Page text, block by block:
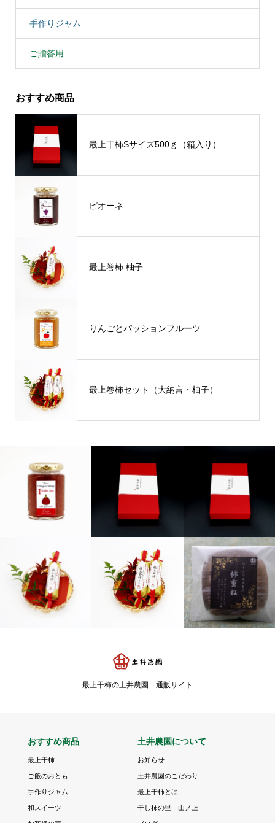
手作りジャム
ご贈答用
おすすめ商品
最上干柿Sサイズ500ｇ（箱入り）
ピオーネ
最上巻柿 柚子
りんごとパッションフルーツ
最上巻柿セット（大納言・柚子）
最上干柿の土井農園 通販サイト
おすすめ商品
最上干柿
ご飯のおとも
手作りジャム
和スイーツ
土井農園について
お知らせ
土井農園のこだわり
最上干柿とは
干し柿の里 山ノ上